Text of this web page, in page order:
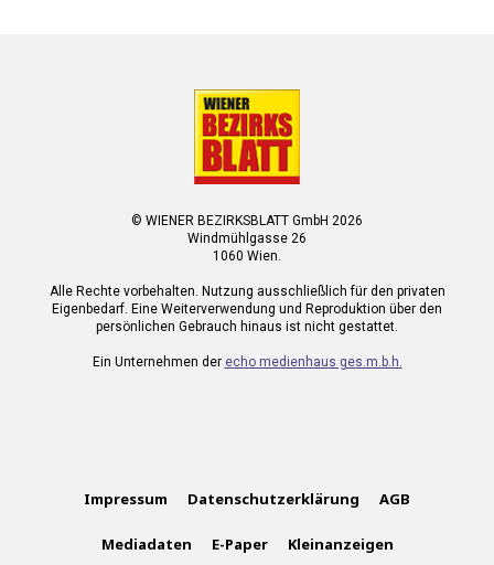
© WIENER BEZIRKSBLATT GmbH 2026
Windmühlgasse 26
1060 Wien.
Alle Rechte vorbehalten. Nutzung ausschließlich für den privaten
Eigenbedarf. Eine Weiterverwendung und Reproduktion über den
persönlichen Gebrauch hinaus ist nicht gestattet.
Ein Unternehmen der echo medienhaus ges.m.b.h.
Impressum Datenschutzerklärung AGB
Mediadaten E-Paper Kleinanzeigen